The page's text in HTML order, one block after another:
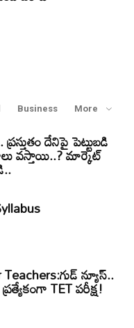
Business More
దేనిపై పెట్టుబడి
వస్తాయి..? మార్కెట్
న్యూస్..
TET పరీక్ష!